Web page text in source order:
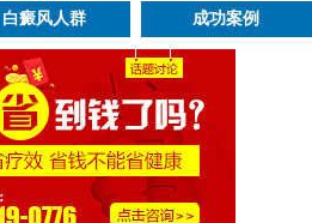
白癜风人群 成功案例